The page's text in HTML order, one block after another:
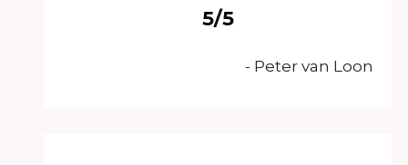
5/5
- Peter van Loon